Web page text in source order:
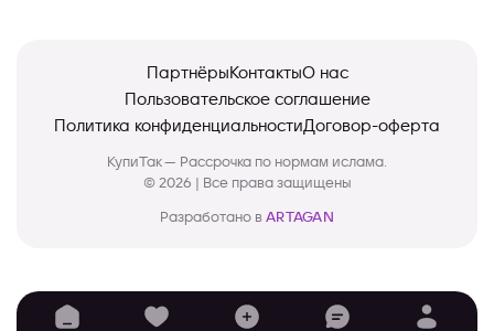
ПартнёрыКонтактыО нас
Пользовательское соглашение
Политика конфиденциальностиДоговор-оферта
КупиТак — Рассрочка по нормам ислама.
© 2026 | Все права защищены
Разработано в ARTAGAN